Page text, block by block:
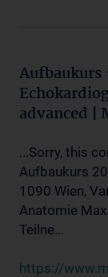
advanced |
...Sorry, this
Aufbaukurs
1090 Wien,
Anatomie
Teilne...
https://